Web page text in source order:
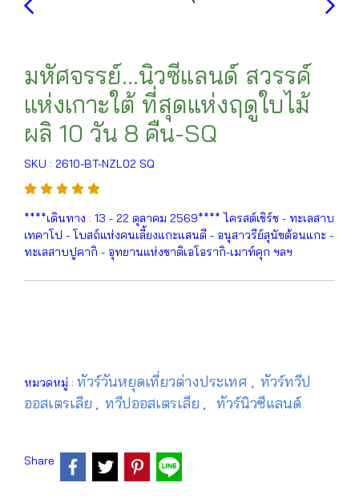
มหัศจรรย์...นิวซีแลนด์ สวรรค์
แห่งเกาะใต้ ที่สุดแห่งฤดูใบไม้
ผลิ 10 วัน 8 คืน-SQ
SKU : 2610-BT-NZL02 SQ
****เดินทาง : 13 - 22 ตุลาคม 2569**** ไครสต์เชิร์ช - ทะเลสาบ
เทคาโป - โบสถ์แห่งคนเลี้ยงแกะแสนดี - อนุสาวรีย์สุนัขต้อนแกะ -
ทะเลสาบปูคากิ - อุทยานแห่งชาติเอโอรากิ-เมาท์คุก ฯลฯ
หมวดหมู่ : ทัวร์วันหยุดเที่ยวต่างประเทศ , ทัวร์ทวีป
ออสเตรเลีย , ทวีปออสเตรเลีย , ทัวร์นิวซีแลนด์
Share